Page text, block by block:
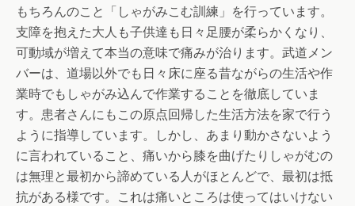
もちろんのこと「しゃがみこむ訓練」を行っています。
支障を抱えた大人も子供達も日々足腰が柔らかくなり、
可動域が増えて本当の意味で痛みが治ります。武道メン
バーは、道場以外でも日々床に座る昔ながらの生活や作
業時でもしゃがみ込んで作業することを徹底していま
す。患者さんにもこの原点回帰した生活方法を家で行う
ように指導しています。しかし、あまり動かさないよう
に言われていること、痛いから膝を曲げたりしゃがむの
は無理と最初から諦めている人がほとんどで、最初は抵
抗がある様です。これは痛いところは使ってはいけない